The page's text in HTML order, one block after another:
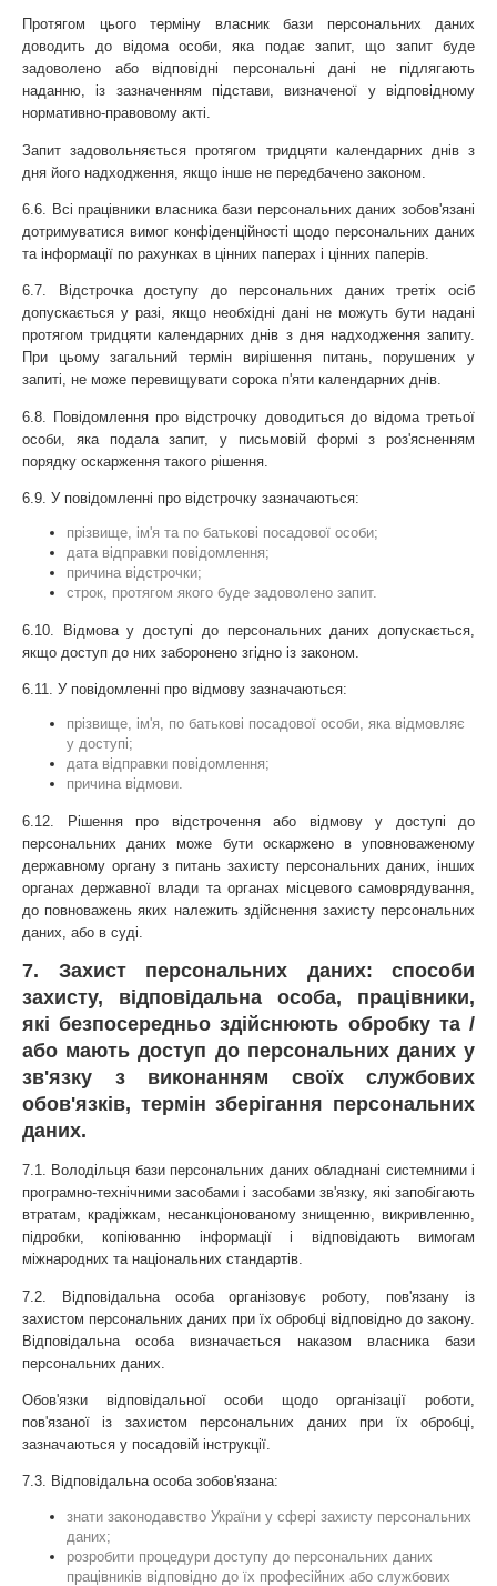
Протягом цього терміну власник бази персональних даних
доводить до відома особи, яка подає запит, що запит буде
задоволено або відповідні персональні дані не підлягають
наданню, із зазначенням підстави, визначеної у відповідному
нормативно-правовому акті.
Запит задовольняється протягом тридцяти календарних днів з
дня його надходження, якщо інше не передбачено законом.
6.6. Всі працівники власника бази персональних даних зобов'язані
дотримуватися вимог конфіденційності щодо персональних даних
та інформації по рахунках в цінних паперах і цінних паперів.
6.7. Відстрочка доступу до персональних даних третіх осіб
допускається у разі, якщо необхідні дані не можуть бути надані
протягом тридцяти календарних днів з дня надходження запиту.
При цьому загальний термін вирішення питань, порушених у
запиті, не може перевищувати сорока п'яти календарних днів.
6.8. Повідомлення про відстрочку доводиться до відома третьої
особи, яка подала запит, у письмовій формі з роз'ясненням
порядку оскарження такого рішення.
6.9. У повідомленні про відстрочку зазначаються:
прізвище, ім'я та по батькові посадової особи;
дата відправки повідомлення;
причина відстрочки;
строк, протягом якого буде задоволено запит.
6.10. Відмова у доступі до персональних даних допускається,
якщо доступ до них заборонено згідно із законом.
6.11. У повідомленні про відмову зазначаються:
прізвище, ім'я, по батькові посадової особи, яка відмовляє
у доступі;
дата відправки повідомлення;
причина відмови.
6.12. Рішення про відстрочення або відмову у доступі до
персональних даних може бути оскаржено в уповноваженому
державному органу з питань захисту персональних даних, інших
органах державної влади та органах місцевого самоврядування,
до повноважень яких належить здійснення захисту персональних
даних, або в суді.
7. Захист персональних даних: способи
захисту, відповідальна особа, працівники,
які безпосередньо здійснюють обробку та /
або мають доступ до персональних даних у
зв'язку з виконанням своїх службових
обов'язків, термін зберігання персональних
даних.
7.1. Володільця бази персональних даних обладнані системними і
програмно-технічними засобами і засобами зв'язку, які запобігають
втратам, крадіжкам, несанкціонованому знищенню, викривленню,
підробки, копіюванню інформації і відповідають вимогам
міжнародних та національних стандартів.
7.2. Відповідальна особа організовує роботу, пов'язану із
захистом персональних даних при їх обробці відповідно до закону.
Відповідальна особа визначається наказом власника бази
персональних даних.
Обов'язки відповідальної особи щодо організації роботи,
пов'язаної із захистом персональних даних при їх обробці,
зазначаються у посадовій інструкції.
7.3. Відповідальна особа зобов'язана:
знати законодавство України у сфері захисту персональних
даних;
розробити процедури доступу до персональних даних
працівників відповідно до їх професійних або службових